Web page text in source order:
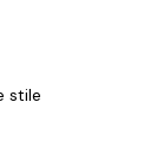
stile